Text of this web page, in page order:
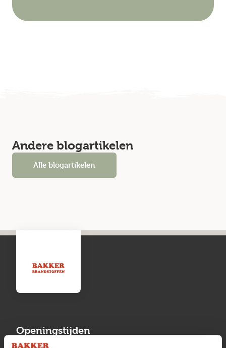
Andere blogartikelen
Alle blogartikelen
Openingstijden